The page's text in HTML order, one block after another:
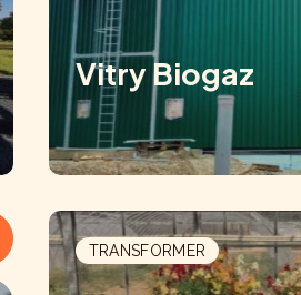
Vitry Biogaz
TRANSFORMER